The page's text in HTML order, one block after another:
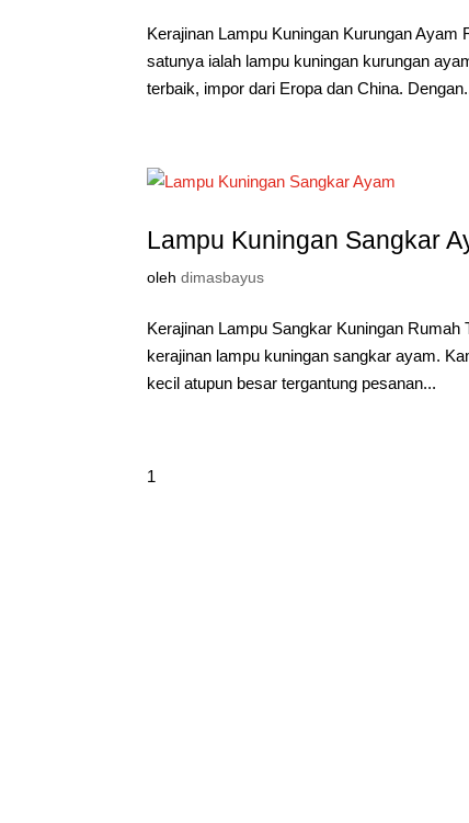
Kerajinan Lampu Kuningan Kurungan
satunya ialah lampu kuningan kurungan
terbaik, impor dari Eropa dan China.
Lampu Kuningan Sangkar
olehdimasbayus
Kerajinan Lampu Sangkar Kuningan
kerajinan lampu kuningan sangkar ayam.
kecil atupun besar tergantung pesanan...
1